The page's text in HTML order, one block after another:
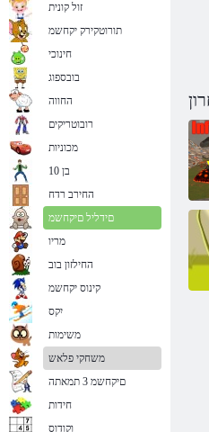
זול קונית
תורוטקירק יקחשמ
חינוכי
בובספוג
החווה
רובוטריקים
מכוניות
בן 10
החירב רדח
םידליל םיקחשמ
מריו
החילזון בוב
קינוס יקחשמ
יִקס
משימות
משחקי פלאש
םיקחשמ 3 תמאתה
חידות
וקודוס